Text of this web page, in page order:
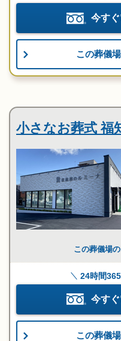
今す
この葬儀
小さなお葬式 福
この葬儀場
24時間
今す
この葬儀